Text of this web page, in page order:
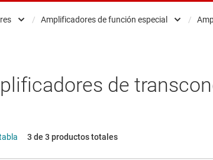
/ Amplificadores de función especial /
de
3 de 3 productos totales